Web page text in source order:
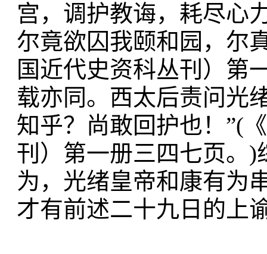
宫，调护教诲，耗尽心
尔竟欲囚我颐和园，尔
国近代史资科丛刊）第
载亦同。西太后责问光
知乎？尚敢回护也！”(
刊）第一册三四七页。)
为，光绪皇帝和康有为
才有前述二十九日的上